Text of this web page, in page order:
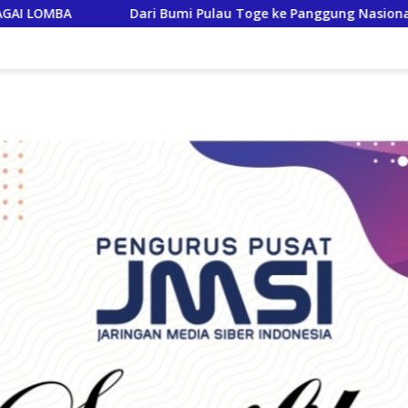
Toge ke Panggung Nasional, Camat Lepas 3 Utusan Singingi